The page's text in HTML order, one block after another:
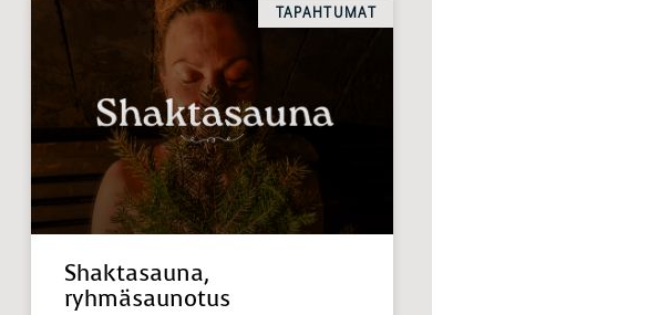
TAPAHTUMAT
Shaktasauna,
ryhmäsaunotus